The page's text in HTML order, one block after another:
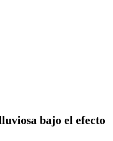
bajo el efecto